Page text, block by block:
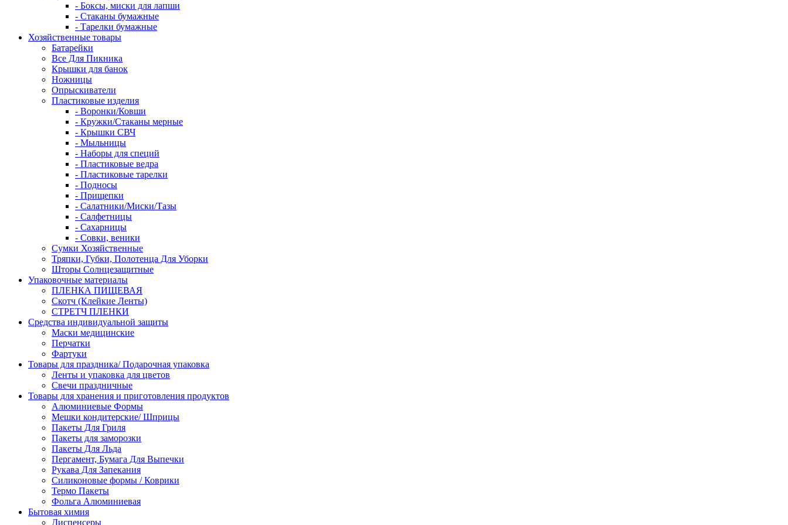
- Боксы, миски для лапши
- Стаканы бумажные
- Тарелки бумажные
Хозяйственные товары
Батарейки
Все Для Пикника
Крышки для банок
Ножницы
Опрыскиватели
Пластиковые изделия
- Воронки/Ковши
- Кружки/Стаканы мерные
- Крышки СВЧ
- Мыльницы
- Наборы для специй
- Пластиковые ведра
- Пластиковые тарелки
- Подносы
- Прищепки
- Салатники/Миски/Тазы
- Салфетницы
- Сахарницы
- Совки, веники
Сумки Хозяйственные
Тряпки, Губки, Полотенца Для Уборки
Шторы Солнцезащитные
Упаковочные материалы
ПЛЕНКА ПИЩЕВАЯ
Скотч (Клейкие Ленты)
СТРЕТЧ ПЛЕНКИ
Средства индивидуальной защиты
Маски медицинские
Перчатки
Фартуки
Товары для праздника/ Подарочная упаковка
Ленты и упаковка для цветов
Свечи праздничные
Товары для хранения и приготовления продуктов
Алюминиевые Формы
Мешки кондитерские/ Шприцы
Пакеты Для Гриля
Пакеты для заморозки
Пакеты Для Льда
Пергамент, Бумага Для Выпечки
Рукава Для Запекания
Силиконовые формы / Коврики
Термо Пакеты
Фольга Алюминиевая
Бытовая химия
Диспенсеры